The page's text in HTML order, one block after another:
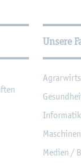
Unsere
Me­di­en /